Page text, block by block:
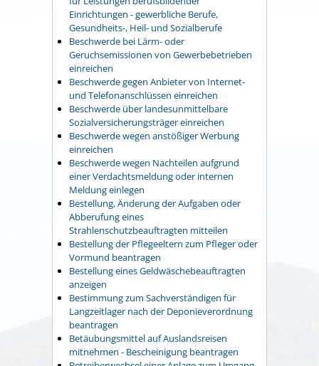
Einrichtungen - gewerbliche Berufe,
Gesundheits-, Heil- und Sozialberufe
Beschwerde bei Lärm- oder
Geruchsemissionen von Gewerbebetrieben
einreichen
Beschwerde gegen Anbieter von Internet-
und Telefonanschlüssen einreichen
Beschwerde über landesunmittelbare
Sozialversicherungsträger einreichen
Beschwerde wegen anstößiger Werbung
einreichen
Beschwerde wegen Nachteilen aufgrund
einer Verdachtsmeldung oder internen
Meldung einlegen
Bestellung, Änderung der Aufgaben oder
Abberufung eines
Strahlenschutzbeauftragten mitteilen
Bestellung der Pflegeeltern zum Pfleger oder
Vormund beantragen
Bestellung eines Geldwäschebeauftragten
anzeigen
Bestimmung zum Sachverständigen für
Langzeitlager nach der Deponieverordnung
beantragen
Betäubungsmittel auf Auslandsreisen
mitnehmen - Bescheinigung beantragen